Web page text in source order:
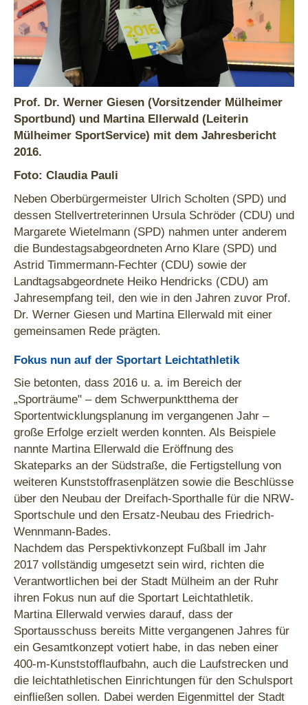
Prof. Dr. Werner Giesen (Vorsitzender Mülheimer
Sportbund) und Martina Ellerwald (Leiterin
Mülheimer SportService) mit dem Jahresbericht
2016.
Foto: Claudia Pauli
Neben Oberbürgermeister Ulrich Scholten (SPD) und
dessen Stellvertreterinnen Ursula Schröder (CDU) und
Margarete Wietelmann (SPD) nahmen unter anderem
die Bundestagsabgeordneten Arno Klare (SPD) und
Astrid Timmermann-Fechter (CDU) sowie der
Landtagsabgeordnete Heiko Hendricks (CDU) am
Jahresempfang teil, den wie in den Jahren zuvor Prof.
Dr. Werner Giesen und Martina Ellerwald mit einer
gemeinsamen Rede prägten.
Fokus nun auf der Sportart Leichtathletik
Sie betonten, dass 2016 u. a. im Bereich der
„Sporträume" – dem Schwerpunktthema der
Sportentwicklungsplanung im vergangenen Jahr –
große Erfolge erzielt werden konnten. Als Beispiele
nannte Martina Ellerwald die Eröffnung des
Skateparks an der Südstraße, die Fertigstellung von
weiteren Kunststoffrasenplätzen sowie die Beschlüsse
über den Neubau der Dreifach-Sporthalle für die NRW-
Sportschule und den Ersatz-Neubau des Friedrich-
Wennmann-Bades.
Nachdem das Perspektivkonzept Fußball im Jahr
2017 vollständig umgesetzt sein wird, richten die
Verantwortlichen bei der Stadt Mülheim an der Ruhr
ihren Fokus nun auf die Sportart Leichtathletik.
Martina Ellerwald verwies darauf, dass der
Sportausschuss bereits Mitte vergangenen Jahres für
ein Gesamtkonzept votiert habe, in das neben einer
400-m-Kunststofflaufbahn, auch die Laufstrecken und
die leichtathletischen Einrichtungen für den Schulsport
einfließen sollen. Dabei werden Eigenmittel der Stadt